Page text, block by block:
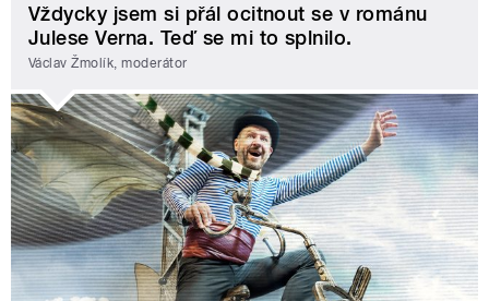
Vždycky jsem si přál ocitnout se v románu
Julese Verna. Teď se mi to splnilo.
Václav Žmolík, moderátor